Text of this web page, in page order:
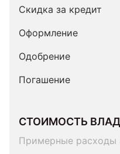
Скидка за кредит
Оформление
Одобрение
Погашение
СТОИМОСТЬ
Примерные расходы